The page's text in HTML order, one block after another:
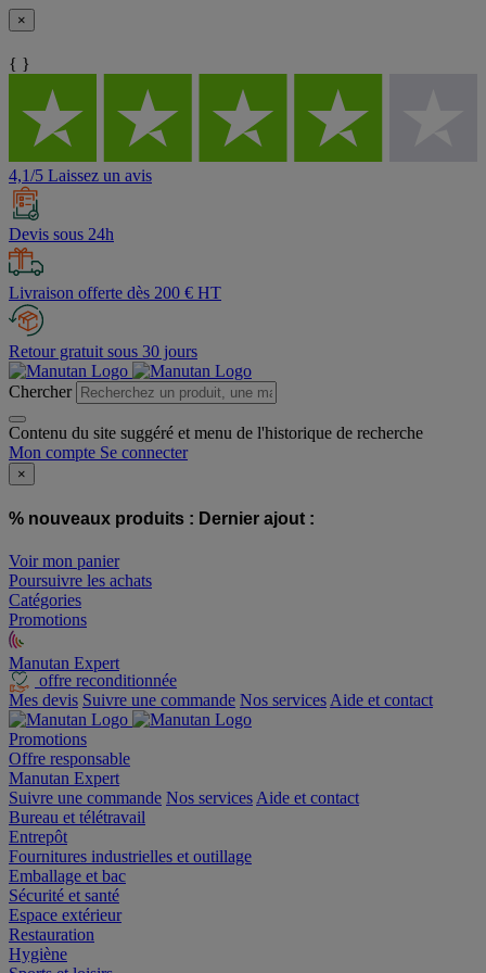
×
{ }
4,1/5 Laissez un avis
Devis sous 24h
Livraison offerte dès 200 € HT
Retour gratuit sous 30 jours
Chercher
Contenu du site suggéré et menu de l'historique de recherche
Mon compte Se connecter
×
% nouveaux produits : Dernier ajout :
Voir mon panier
Poursuivre les achats
Catégories
Promotions
Manutan Expert
offre reconditionnée
Mes devis Suivre une commande Nos services Aide et contact
Promotions
Offre responsable
Manutan Expert
Suivre une commande Nos services Aide et contact
Bureau et télétravail
Entrepôt
Fournitures industrielles et outillage
Emballage et bac
Sécurité et santé
Espace extérieur
Restauration
Hygiène